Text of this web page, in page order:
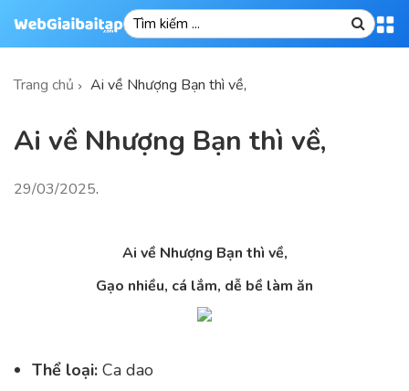
Trang chủ Ai về Nhượng Bạn thì về,
Ai về Nhượng Bạn thì về,
29/03/2025.
Ai về Nhượng Bạn thì về,
Gạo nhiều, cá lắm, dễ bề làm ăn
Thể loại: Ca dao